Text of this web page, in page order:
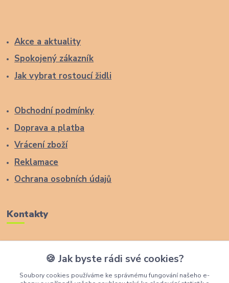
Akce a aktuality
Spokojený zákazník
Jak vybrat rostoucí židli
Obchodní podmínky
Doprava a platba
Vrácení zboží
Reklamace
Ochrana osobních údajů
Kontakty
+420 774 291 043
🍪 Jak byste rádi své cookies?
Soubory cookies používáme ke správnému fungování našeho e-